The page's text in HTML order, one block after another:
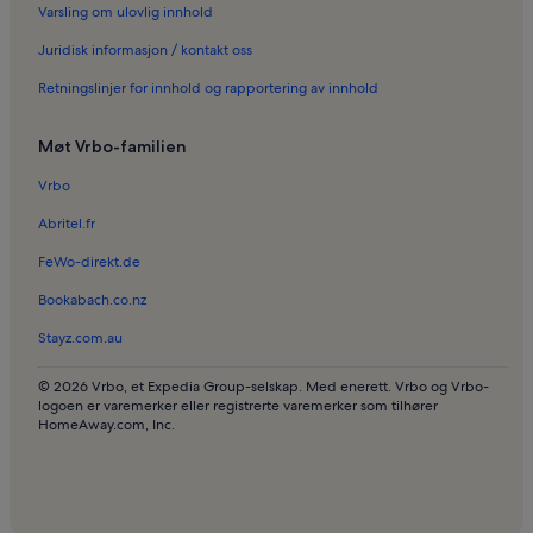
Ferieboliger i Prado - Republique
Ferieboliger i Communauté d'agglomération de Sophia Antipolis
Ferieboliger i Sophia Antipolis
Pensjonater i Bocca-stranden
Leiligheter i Roquebrune-sur-Argens
Hus i Nice
Varsling om ulovlig innhold
Juridisk informasjon / kontakt oss
Retningslinjer for innhold og rapportering av innhold
Møt Vrbo-familien
Vrbo
Abritel.fr
FeWo-direkt.de
Bookabach.co.nz
Stayz.com.au
© 2026 Vrbo, et Expedia Group-selskap. Med enerett. Vrbo og Vrbo-
logoen er varemerker eller registrerte varemerker som tilhører
HomeAway.com, Inc.